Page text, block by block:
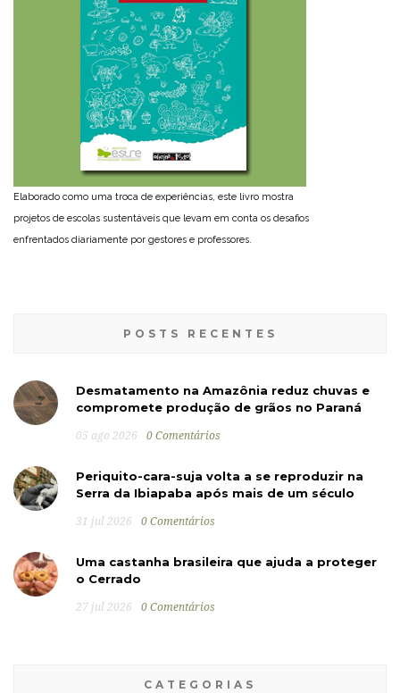
Elaborado como uma troca de experiências, este livro mostra
projetos de escolas sustentáveis que levam em conta os desafios
enfrentados diariamente por gestores e professores.
POSTS RECENTES
Desmatamento na Amazônia reduz chuvas e
compromete produção de grãos no Paraná
05 ago 2026 0 Comentários
Periquito-cara-suja volta a se reproduzir na
Serra da Ibiapaba após mais de um século
31 jul 2026 0 Comentários
Uma castanha brasileira que ajuda a proteger
o Cerrado
27 jul 2026 0 Comentários
CATEGORIAS